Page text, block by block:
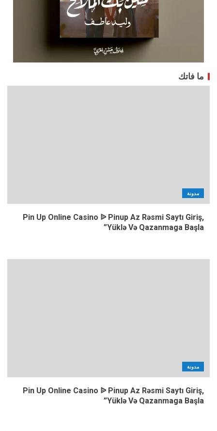
ما فاتك
مدونة
Pin Up Online Casino ᐉ Pinup Az Rəsmi Saytı Giriş,
Yüklə Və Qazanmaga Başla”
مدونة
Pin Up Online Casino ᐉ Pinup Az Rəsmi Saytı Giriş,
Yüklə Və Qazanmaga Başla”